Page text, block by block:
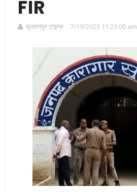
FIR
सुल्तानपुर टाइम्स 7/19/2023 11:23:00 am